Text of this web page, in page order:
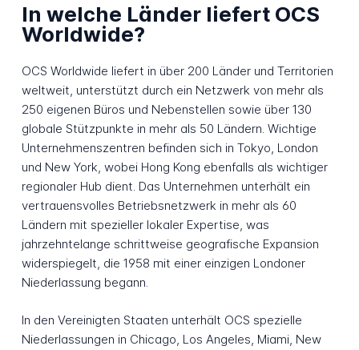
In welche Länder liefert OCS
Worldwide?
OCS Worldwide liefert in über 200 Länder und Territorien
weltweit, unterstützt durch ein Netzwerk von mehr als
250 eigenen Büros und Nebenstellen sowie über 130
globale Stützpunkte in mehr als 50 Ländern. Wichtige
Unternehmenszentren befinden sich in Tokyo, London
und New York, wobei Hong Kong ebenfalls als wichtiger
regionaler Hub dient. Das Unternehmen unterhält ein
vertrauensvolles Betriebsnetzwerk in mehr als 60
Ländern mit spezieller lokaler Expertise, was
jahrzehntelange schrittweise geografische Expansion
widerspiegelt, die 1958 mit einer einzigen Londoner
Niederlassung begann.
In den Vereinigten Staaten unterhält OCS spezielle
Niederlassungen in Chicago, Los Angeles, Miami, New